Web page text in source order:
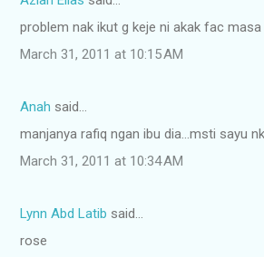
problem nak ikut g keje ni akak fac masa
March 31, 2011 at 10:15 AM
Anah said…
manjanya rafiq ngan ibu dia...msti sayu
March 31, 2011 at 10:34 AM
Lynn Abd Latib said…
rose